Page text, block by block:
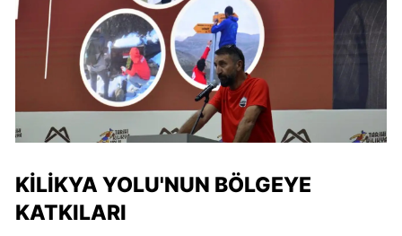
KILIKYA YOLU'NUN BÖLGEYE
KATKILARI